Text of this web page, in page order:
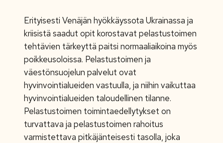
Erityisesti Venäjän hyökkäyssota Ukrainassa ja
kriisistä saadut opit korostavat pelastustoimen
tehtävien tärkeyttä paitsi normaaliaikoina myös
poikkeusoloissa. Pelastustoimen ja
väestönsuojelun palvelut ovat
hyvinvointialueiden vastuulla, ja niihin vaikuttaa
hyvinvointialueiden taloudellinen tilanne.
Pelastustoimen toimintaedellytykset on
turvattava ja pelastustoimen rahoitus
varmistettava pitkäjänteisesti tasolla, joka